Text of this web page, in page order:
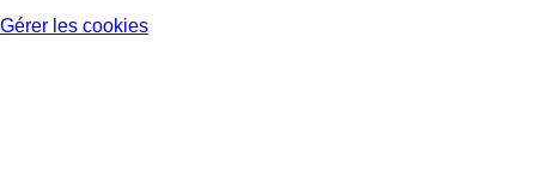
Gérer les cookies